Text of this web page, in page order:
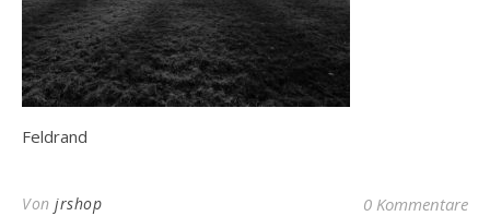
Feldrand
Von jrshop 0 Kommentare